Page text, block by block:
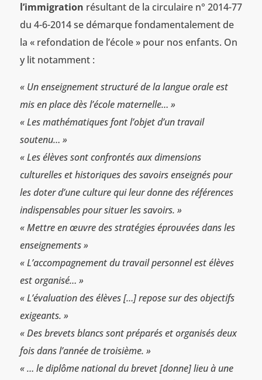
l’immigration résultant de la circulaire n° 2014-77
du 4-6-2014 se démarque fondamentalement de
la « refondation de l’école » pour nos enfants. On
y lit notamment :
« Un enseignement structuré de la langue orale est
mis en place dès l’école maternelle… »
« Les mathématiques font l’objet d’un travail
soutenu… »
« Les élèves sont confrontés aux dimensions
culturelles et historiques des savoirs enseignés pour
les doter d’une culture qui leur donne des références
indispensables pour situer les savoirs. »
« Mettre en œuvre des stratégies éprouvées dans les
enseignements »
« L’accompagnement du travail personnel est élèves
est organisé… »
« L’évaluation des élèves […] repose sur des objectifs
exigeants. »
« Des brevets blancs sont préparés et organisés deux
fois dans l’année de troisième. »
« … le diplôme national du brevet [donne] lieu à une